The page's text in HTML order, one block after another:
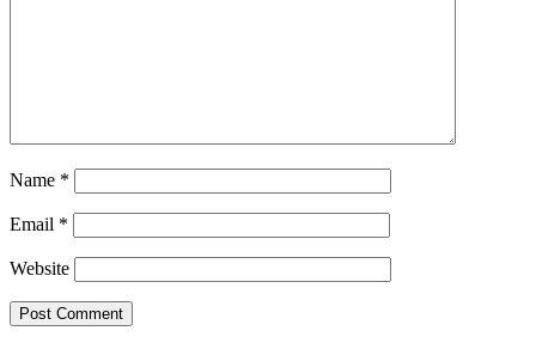
Name *
Email *
Website